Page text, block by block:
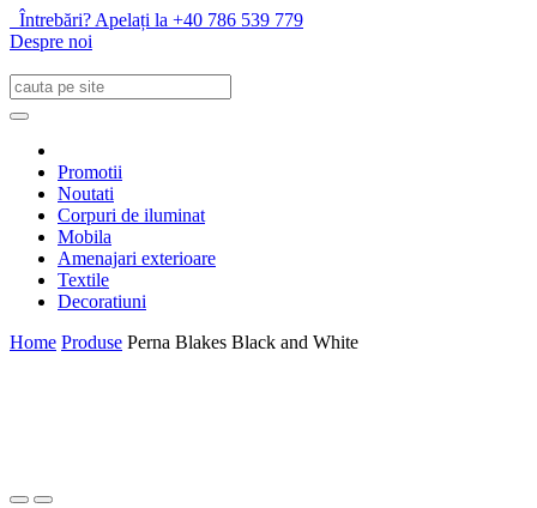
Întrebări? Apelați la +40 786 539 779
Despre noi
Promotii
Noutati
Corpuri de iluminat
Mobila
Amenajari exterioare
Textile
Decoratiuni
Home Produse Perna Blakes Black and White